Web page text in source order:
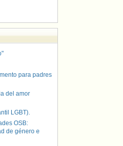
para padres
del amor
LGBT).
OSB:
de género e